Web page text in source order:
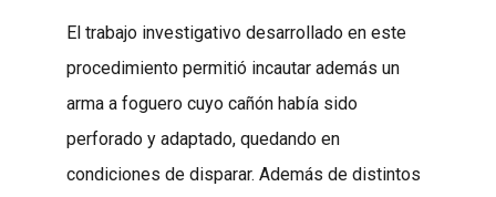
El trabajo investigativo desarrollado en este
procedimiento permitió incautar además un
arma a foguero cuyo cañón había sido
perforado y adaptado, quedando en
condiciones de disparar. Además de distintos